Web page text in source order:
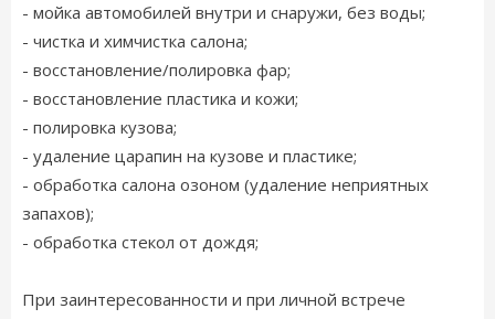
- мойка автомобилей внутри и снаружи, без воды;
- чистка и химчистка салона;
- восстановление/полировка фар;
- восстановление пластика и кожи;
- полировка кузова;
- удаление царапин на кузове и пластике;
- обработка салона озоном (удаление неприятных
запахов);
- обработка стекол от дождя;
При заинтересованности и при личной встрече